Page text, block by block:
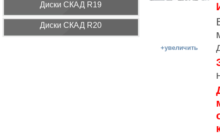
Диcки СКАД R19
Диcки СКАД R20
+увеличить